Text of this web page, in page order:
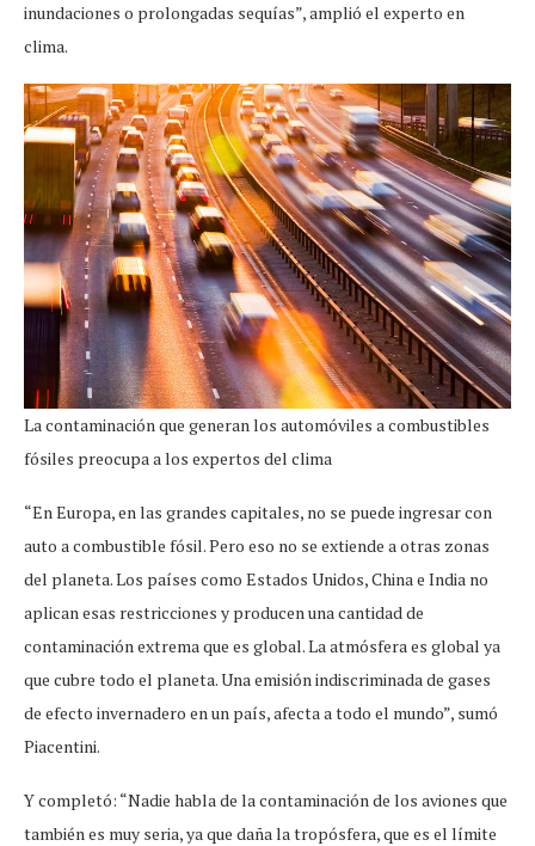
inundaciones o prolongadas sequías”, amplió el experto en
clima.
La contaminación que generan los automóviles a combustibles
fósiles preocupa a los expertos del clima
“En Europa, en las grandes capitales, no se puede ingresar con
auto a combustible fósil. Pero eso no se extiende a otras zonas
del planeta. Los países como Estados Unidos, China e India no
aplican esas restricciones y producen una cantidad de
contaminación extrema que es global. La atmósfera es global ya
que cubre todo el planeta. Una emisión indiscriminada de gases
de efecto invernadero en un país, afecta a todo el mundo”, sumó
Piacentini.
Y completó: “Nadie habla de la contaminación de los aviones que
también es muy seria, ya que daña la tropósfera, que es el límite